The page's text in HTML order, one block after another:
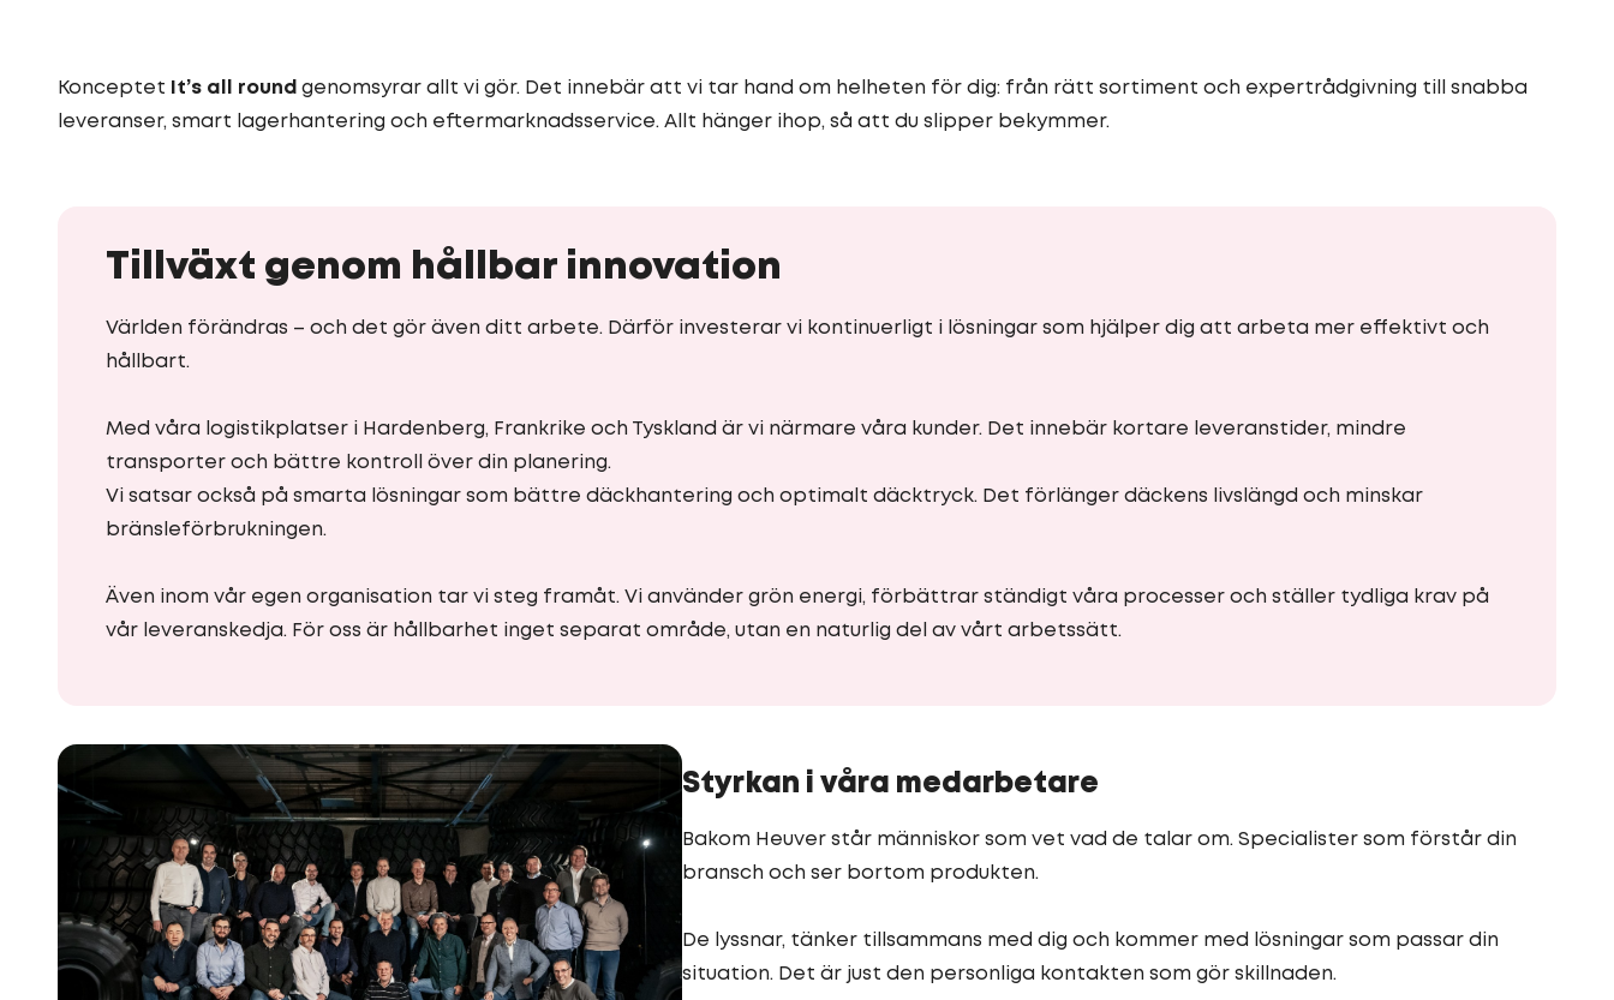
Konceptet It’s all round genomsyrar allt vi gör. Det innebär att vi tar hand om helheten för dig: från rätt sortiment och expertrådgivning till snabba
leveranser, smart lagerhantering och eftermarknadsservice. Allt hänger ihop, så att du slipper bekymmer.
Tillväxt genom hållbar innovation
Världen förändras – och det gör även ditt arbete. Därför investerar vi kontinuerligt i lösningar som hjälper dig att arbeta mer effektivt och
hållbart.
Med våra logistikplatser i Hardenberg, Frankrike och Tyskland är vi närmare våra kunder. Det innebär kortare leveranstider, mindre
transporter och bättre kontroll över din planering.
Vi satsar också på smarta lösningar som bättre däckhantering och optimalt däcktryck. Det förlänger däckens livslängd och minskar
bränsleförbrukningen.
Även inom vår egen organisation tar vi steg framåt. Vi använder grön energi, förbättrar ständigt våra processer och ställer tydliga krav på
vår leveranskedja. För oss är hållbarhet inget separat område, utan en naturlig del av vårt arbetssätt.
Styrkan i våra medarbetare
Bakom Heuver står människor som vet vad de talar om. Specialister som förstår din
bransch och ser bortom produkten.
De lyssnar, tänker tillsammans med dig och kommer med lösningar som passar din
situation. Det är just den personliga kontakten som gör skillnaden.